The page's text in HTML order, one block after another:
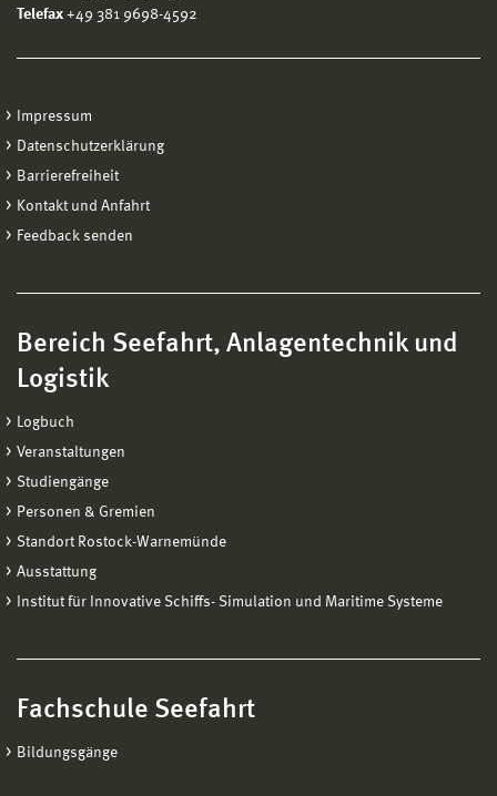
Telefax +49 381 9698-4592
Impressum
Datenschutzerklärung
Barrierefreiheit
Kontakt und Anfahrt
Feedback senden
Bereich Seefahrt, Anlagentechnik und
Logistik
Logbuch
Veranstaltungen
Studiengänge
Personen & Gremien
Standort Rostock-Warnemünde
Ausstattung
Institut für Innovative Schiffs- Simulation und Maritime Systeme
Fachschule Seefahrt
Bildungsgänge